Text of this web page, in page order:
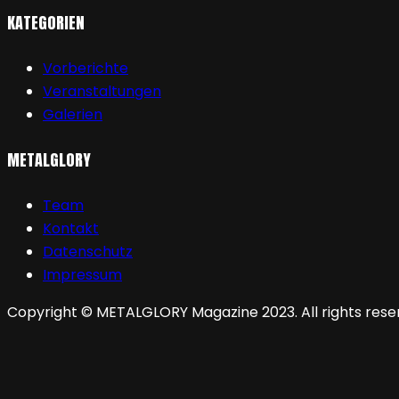
KATEGORIEN
Vorberichte
Veranstaltungen
Galerien
METALGLORY
Team
Kontakt
Datenschutz
Impressum
Copyright © METALGLORY Magazine 2023. All rights